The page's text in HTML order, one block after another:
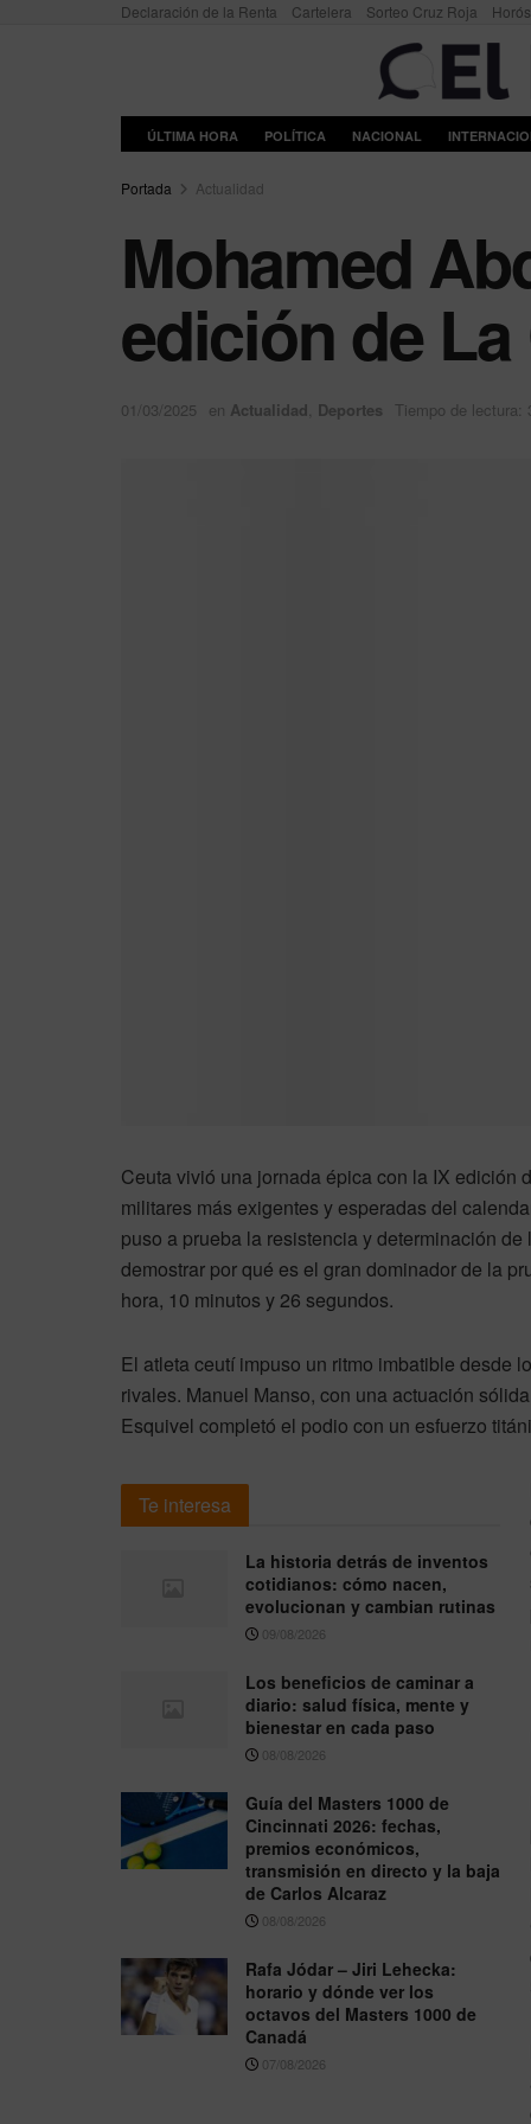
Declaración de la Renta Cartelera Sorteo Cruz Roja
ÚLTIMA HORA POLÍTICA NACIONAL
Portada Actualidad
Mohamed
edición de
01/03/2025 en Actualidad, Deportes Tiempo de lectura:
Ceuta vivió una jornada épica con la IX edición
militares más exigentes y esperadas del
puso a prueba la resistencia y determinación
demostrar por qué es el gran dominador de la
hora, 10 minutos y 26 segundos.
El atleta ceutí impuso un ritmo imbatible desde
rivales. Manuel Manso, con una actuación
Esquivel completó el podio con un esfuerzo
Te interesa
La historia detrás de inventos
cotidianos: cómo nacen,
evolucionan y cambian rutinas
09/08/2026
Los beneficios de caminar a
diario: salud física, mente y
bienestar en cada paso
08/08/2026
Guía del Masters 1000 de
Cincinnati 2026: fechas,
premios económicos,
transmisión en directo y la baja
de Carlos Alcaraz
08/08/2026
Rafa Jódar – Jiri Lehecka:
horario y dónde ver los
octavos del Masters 1000 de
Canadá
07/08/2026